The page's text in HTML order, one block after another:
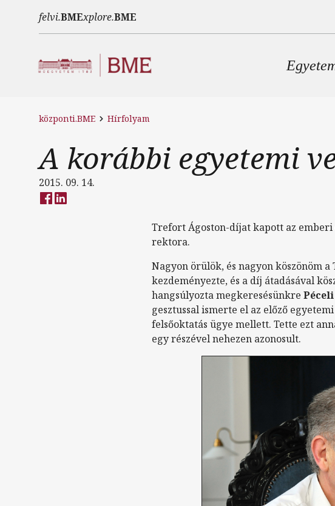
felvi.BMExplore.BME
Fő
központi.BME Hírfolyam
A korábbi egyetemi
2015. 09. 14.
Trefort Ágoston-díjat kapott az
rektora.
Nagyon örülök, és nagyon köszönöm
kezdeményezte, és a díj átadásával
hangsúlyozta megkeresésünkre Péceli
gesztussal ismerte el az előző
felsőoktatás ügye mellett. Tette ezt
egy részével nehezen azonosult.